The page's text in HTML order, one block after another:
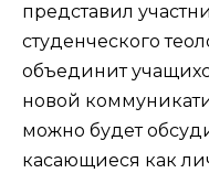
представил
студенческого
объединит
новой
можно будет
касающиеся как